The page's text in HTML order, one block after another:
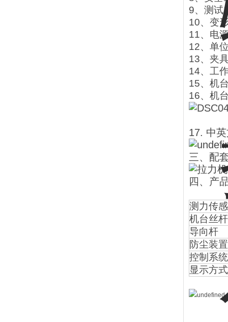
9、测试
10、变
11、电
12、单
13、夹
14、工
15、机
16、机
17. 中
三、配
四、产
测力传
机台丝杆
导向杆
防尘装置
控制系统
显示方式